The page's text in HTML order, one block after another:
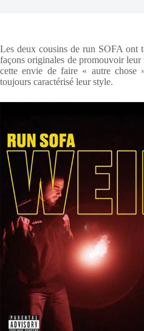
Les deux cousins de run SOFA ont
façons originales de promouvoir leur
cette envie de faire « autre
toujours caractérisé leur style.